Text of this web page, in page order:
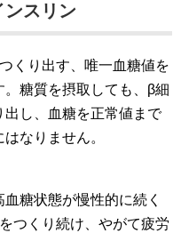
スリン
くり出す、唯一血糖値を
糖質を摂取しても、β細
し、血糖を正常値まで
なりません。
糖状態が慢性的に続く
つくり続け、やがて疲労